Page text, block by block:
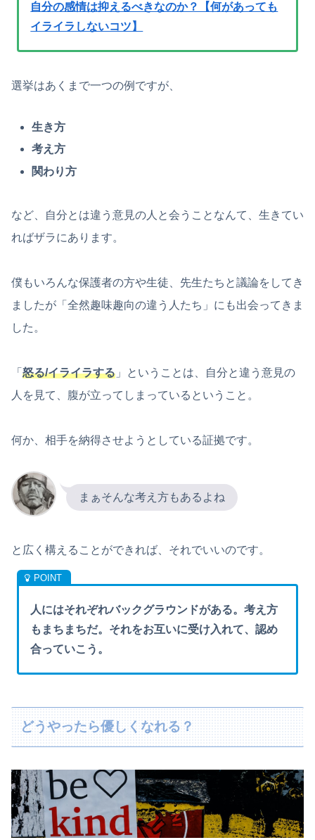
自分の感情は抑えるべきなのか？【何があっても
イライラしないコツ】
選挙はあくまで一つの例ですが、
生き方
考え方
関わり方
など、自分とは違う意見の人と会うことなんて、生きてい
ればザラにあります。
僕もいろんな保護者の方や生徒、先生たちと議論をしてき
ましたが「全然趣味趣向の違う人たち」にも出会ってきま
した。
「 怒る/イライラする 」ということは、自分と違う意見の
人を見て、腹が立ってしまっているということ。
何か、相手を納得させようとしている証拠です。
まぁそんな考え方もあるよね
と広く構えることができれば、それでいいのです。
人にはそれぞれバックグラウンドがある。考え方
もまちまちだ。それをお互いに受け入れて、認め
合っていこう。
どうやったら優しくなれる？